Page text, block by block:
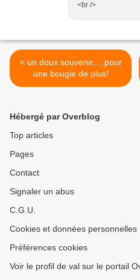
<br />
< un doux souvenir.....pour
une bougie de plus!
Hébergé par Overblog
Top articles
Pages
Contact
Signaler un abus
C.G.U.
Cookies et données personnelles
Préférences cookies
Voir le profil de val sur le portail